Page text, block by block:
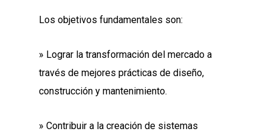
Los objetivos fundamentales son:
» Lograr la transformación del mercado a
través de mejores prácticas de diseño,
construcción y mantenimiento.
» Contribuir a la creación de sistemas